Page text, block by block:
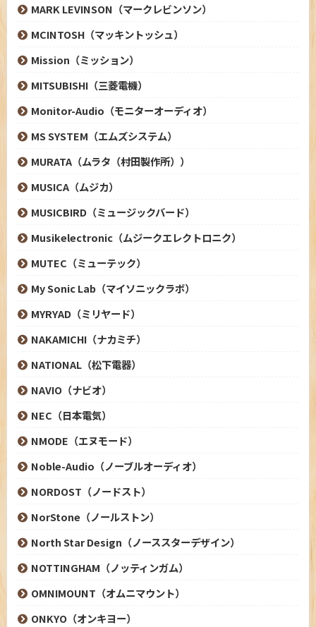
MARK LEVINSON（マークレビンソン）
MCINTOSH（マッキントッシュ）
Mission（ミッション）
MITSUBISHI（三菱電機）
Monitor-Audio（モニターオーディオ）
MS SYSTEM（エムズシステム）
MURATA（ムラタ（村田製作所））
MUSICA（ムジカ）
MUSICBIRD（ミュージックバード）
Musikelectronic（ムジークエレクトロニク）
MUTEC（ミューテック）
My Sonic Lab（マイソニックラボ）
MYRYAD（ミリヤード）
NAKAMICHI（ナカミチ）
NATIONAL（松下電器）
NAVIO（ナビオ）
NEC（日本電気）
NMODE（エヌモード）
Noble-Audio（ノーブルオーディオ）
NORDOST（ノードスト）
NorStone（ノールストン）
North Star Design（ノーススターデザイン）
NOTTINGHAM（ノッティンガム）
OMNIMOUNT（オムニマウント）
ONKYO（オンキヨー）